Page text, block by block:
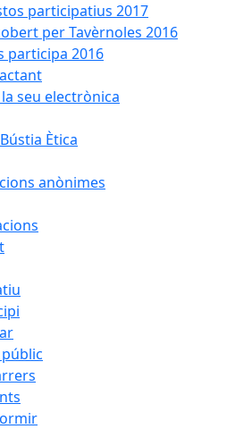
participatius 2017
per Tavèrnoles 2016
participa 2016
seu electrònica
Ètica
anònimes